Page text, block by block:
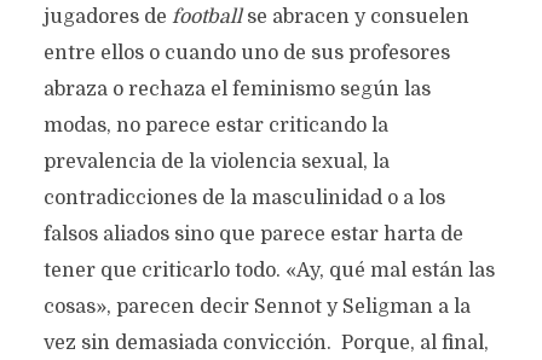
jugadores de football se abracen y consuelen
entre ellos o cuando uno de sus profesores
abraza o rechaza el feminismo según las
modas, no parece estar criticando la
prevalencia de la violencia sexual, la
contradicciones de la masculinidad o a los
falsos aliados sino que parece estar harta de
tener que criticarlo todo. «Ay, qué mal están las
cosas», parecen decir Sennot y Seligman a la
vez sin demasiada convicción. Porque, al final,